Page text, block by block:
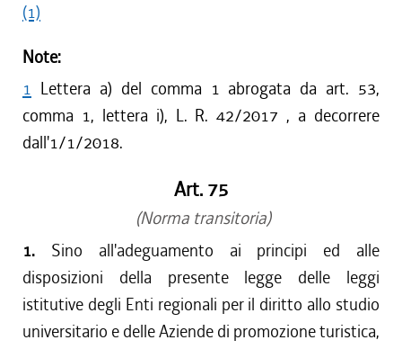
(1)
Note:
1 Lettera a) del comma 1 abrogata da art. 53,
comma 1, lettera i), L. R. 42/2017 , a decorrere
dall'1/1/2018.
Art. 75
(Norma transitoria)
1. Sino all'adeguamento ai principi ed alle
disposizioni della presente legge delle leggi
istitutive degli Enti regionali per il diritto allo studio
universitario e delle Aziende di promozione turistica,